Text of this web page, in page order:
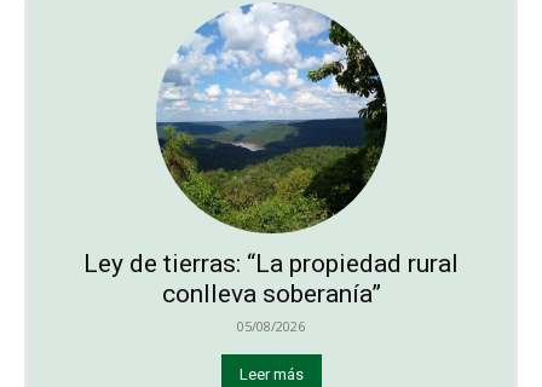
Ley de tierras: “La propiedad rural
conlleva soberanía”
05/08/2026
Leer más